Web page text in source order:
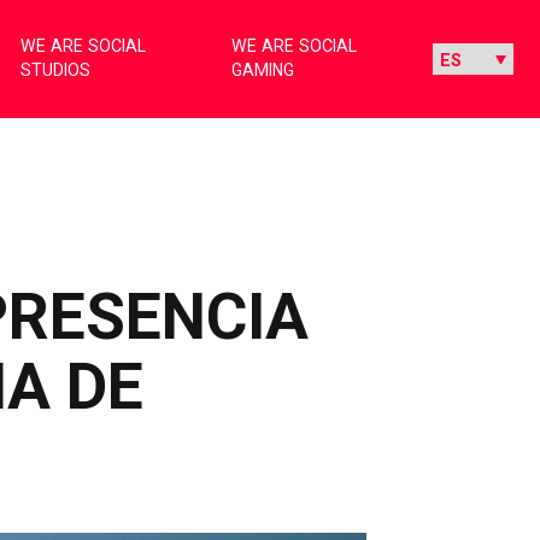
WE ARE SOCIAL
STUDIOS
WE ARE SOCIAL
GAMING
DE